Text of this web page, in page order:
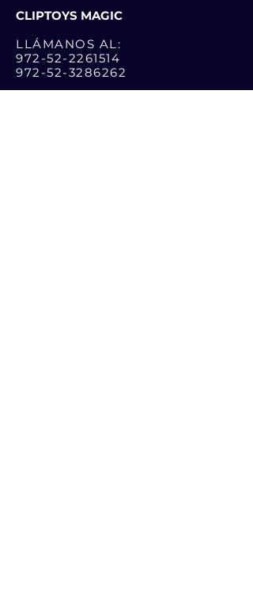
CLIPTOYS MAGIC
LLÁMANOS AL:
972-52-2261514
972-52-3286262